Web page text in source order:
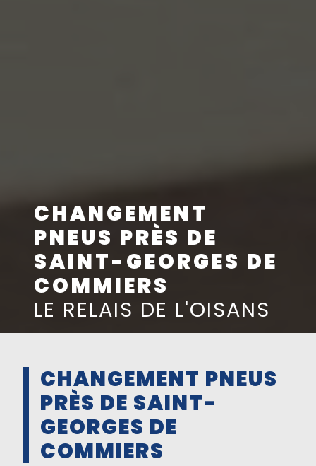
CHANGEMENT
PNEUS PRÈS DE
SAINT-GEORGES DE
COMMIERS
LE RELAIS DE L'OISANS
CHANGEMENT PNEUS
PRÈS DE SAINT-
GEORGES DE
COMMIERS